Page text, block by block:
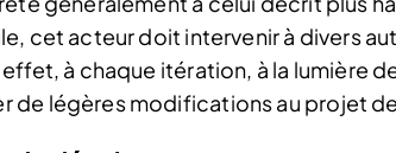
cet acteur doit intervenir à divers
à chaque itération, à la lumière
de légères modifications au projet